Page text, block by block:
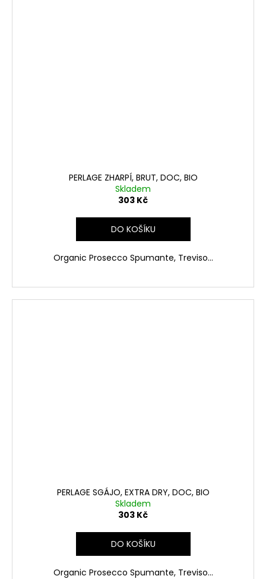
PERLAGE ZHARPÍ, BRUT, DOC, BIO
Skladem
303 Kč
DO KOŠÍKU
Organic Prosecco Spumante, Treviso...
PERLAGE SGÁJO, EXTRA DRY, DOC, BIO
Skladem
303 Kč
DO KOŠÍKU
Organic Prosecco Spumante, Treviso...